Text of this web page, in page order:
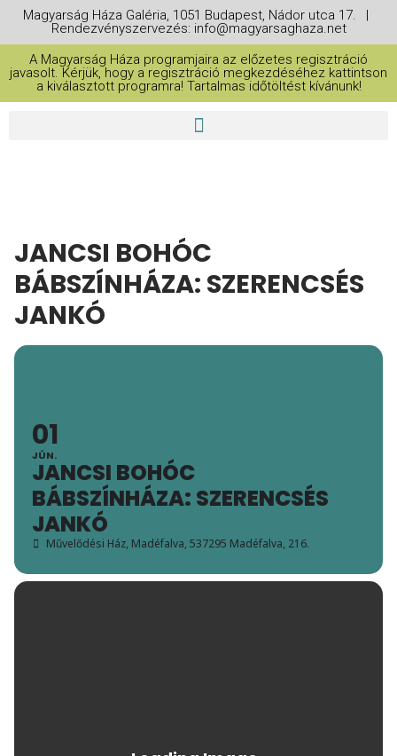
Magyarság Háza Galéria, 1051 Budapest, Nádor utca 17. |
Rendezvényszervezés: info@magyarsaghaza.net
A Magyarság Háza programjaira az előzetes regisztráció
javasolt. Kérjük, hogy a regisztráció megkezdéséhez kattintson
a kiválasztott programra! Tartalmas időtöltést kívánunk!
JANCSI BOHÓC
BÁBSZÍNHÁZA: SZERENCSÉS
JANKÓ
01
JÚN.
JANCSI BOHÓC
BÁBSZÍNHÁZA: SZERENCSÉS
JANKÓ
Művelődési Ház, Madéfalva, 537295 Madéfalva, 216.